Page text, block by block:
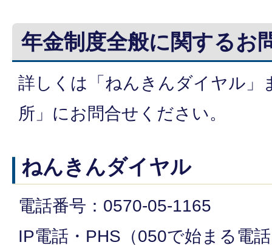
年金制度全般に関するお
詳しくは「ねんきんダイヤル」
所」にお問合せください。
ねんきんダイヤル
電話番号：0570-05-1165
IP電話・PHS（050で始まる電